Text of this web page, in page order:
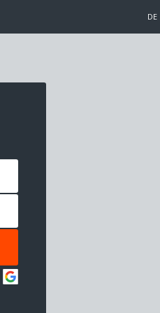
DE